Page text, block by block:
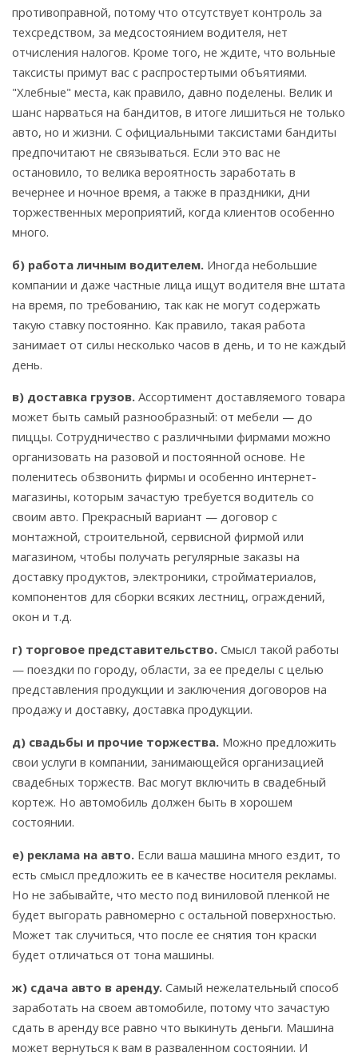
противоправной, потому что отсутствует контроль за
техсредством, за медсостоянием водителя, нет
отчисления налогов. Кроме того, не ждите, что вольные
таксисты примут вас с распростертыми объятиями.
"Хлебные" места, как правило, давно поделены. Велик и
шанс нарваться на бандитов, в итоге лишиться не только
авто, но и жизни. С официальными таксистами бандиты
предпочитают не связываться. Если это вас не
остановило, то велика вероятность заработать в
вечернее и ночное время, а также в праздники, дни
торжественных мероприятий, когда клиентов особенно
много.
б) работа личным водителем. Иногда небольшие
компании и даже частные лица ищут водителя вне штата
на время, по требованию, так как не могут содержать
такую ставку постоянно. Как правило, такая работа
занимает от силы несколько часов в день, и то не каждый
день.
в) доставка грузов. Ассортимент доставляемого товара
может быть самый разнообразный: от мебели — до
пиццы. Сотрудничество с различными фирмами можно
организовать на разовой и постоянной основе. Не
поленитесь обзвонить фирмы и особенно интернет-
магазины, которым зачастую требуется водитель со
своим авто. Прекрасный вариант — договор с
монтажной, строительной, сервисной фирмой или
магазином, чтобы получать регулярные заказы на
доставку продуктов, электроники, стройматериалов,
компонентов для сборки всяких лестниц, ограждений,
окон и т.д.
г) торговое представительство. Смысл такой работы
— поездки по городу, области, за ее пределы с целью
представления продукции и заключения договоров на
продажу и доставку, доставка продукции.
д) свадьбы и прочие торжества. Можно предложить
свои услуги в компании, занимающейся организацией
свадебных торжеств. Вас могут включить в свадебный
кортеж. Но автомобиль должен быть в хорошем
состоянии.
е) реклама на авто. Если ваша машина много ездит, то
есть смысл предложить ее в качестве носителя рекламы.
Но не забывайте, что место под виниловой пленкой не
будет выгорать равномерно с остальной поверхностью.
Может так случиться, что после ее снятия тон краски
будет отличаться от тона машины.
ж) сдача авто в аренду. Самый нежелательный способ
заработать на своем автомобиле, потому что зачастую
сдать в аренду все равно что выкинуть деньги. Машина
может вернуться к вам в разваленном состоянии. И